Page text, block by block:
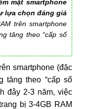
mặt smartphone
lựa chọn đáng giá
trên smartphone
tăng theo “cấp số
smartphone (đặc
tăng theo “cấp số
đây 2-3 năm, việc
bị 3-4GB RAM